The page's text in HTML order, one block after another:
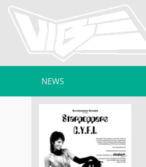
NEWS